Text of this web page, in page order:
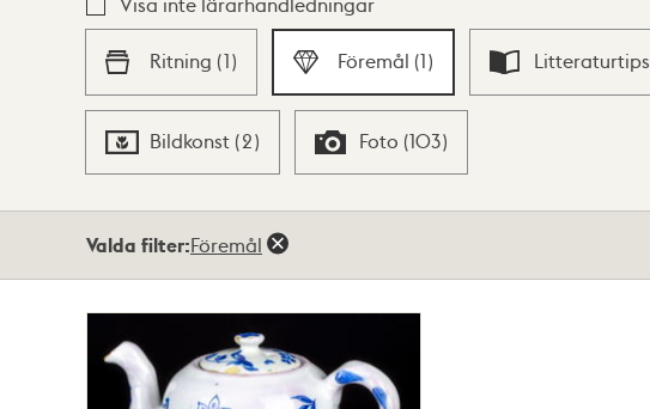
Ritning (1) Föremål (1) Litteraturtips
Bildkonst (2) Foto (103)
Valda filter:Föremål